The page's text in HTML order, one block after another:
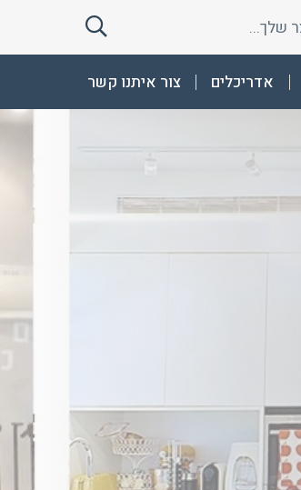
חפש
את
המוצר אדריכלים צור איתנו קשר